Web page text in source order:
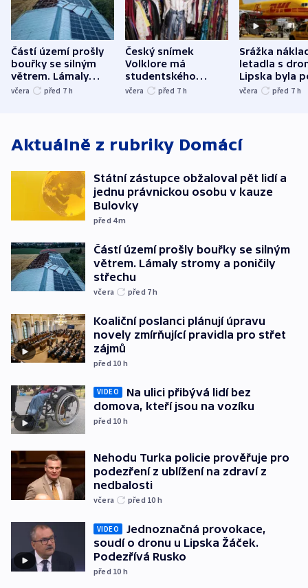
Částí území prošly
bouřky se silným
větrem. Lámaly
stromy a poničily
včera před 7 h
Český snímek
Volklore má
studentského
Oscara, zabojuje o
včera před 7 h
Srážka
letadla s
Lipska byla
německého
včera před 7 h
Aktuálně z rubriky Domácí
Státní zástupce obžaloval pět lidí a
jednu právnickou osobu v kauze
Bulovky
před 4m
Částí území prošly bouřky se silným
větrem. Lámaly stromy a poničily
střechu
včera před 7h
Koaliční poslanci plánují úpravu
novely zmírňující pravidla pro střet
zájmů
před 10 h
VIDEO
Na ulici přibývá lidí bez
domova, kteří jsou na vozíku
před 10 h
Nehodu Turka policie prověřuje pro
podezření z ublížení na zdraví z
nedbalosti
včera před 10 h
VIDEO
Jednoznačná provokace,
soudí o dronu u Lipska Žáček.
Podezřívá Rusko
před 10 h